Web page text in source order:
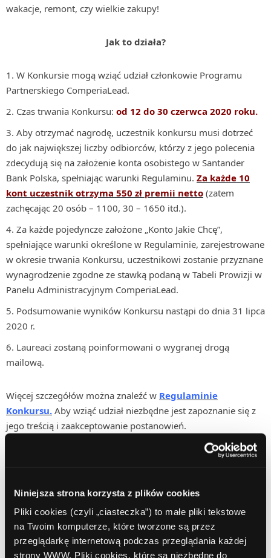
Niniejsza strona korzysta z plików cookies
Pliki cookies (czyli „ciasteczka”) to małe pliki tekstowe
na Twoim komputerze, które tworzone są przez
przeglądarkę internetową podczas przeglądania każdej
strony WWW. Pliki cookies, które są niezbędne do
wakacje, remont, czy wielkie zakupy!
Jak to działa?
W Konkursie mogą wziąć udział członkowie Programu
Partnerskiego ComperiaLead.
Czas trwania Konkursu: od 12 do 30 czerwca 2020 roku.
Aby otrzymać nagrodę, uczestnik konkursu musi dotrzeć
do jak największej liczby odbiorców, którzy z jego polecenia
zdecydują się na założenie konta osobistego w Santander
Bank Polska, spełniając warunki Regulaminu. Za każde 10
kont uczestnik otrzyma 550 zł premii netto (zatem
zachęcając 20 osób – 1100, 30 – 1650 itd.).
Za każde pojedyncze założone „Konto Jakie Chcę”,
spełniające warunki określone w Regulaminie, zarejestrowane
w okresie trwania Konkursu, uczestnikowi zostanie przyznane
wynagrodzenie zgodne ze stawką podaną w Tabeli Prowizji w
Panelu Administracyjnym ComperiaLead.
Podsumowanie wyników Konkursu nastąpi do dnia 31 lipca
2020 r.
Laureaci zostaną poinformowani o wygranej drogą
mailową.
Więcej szczegółów można znaleźć w Regulaminie
Konkursu. Aby wziąć udział niezbędne jest zapoznanie się z
jego treścią i zaakceptowanie postanowień.
Posted in: Akcje promocyjne,Co nowego?,Produkty,
Strona główna